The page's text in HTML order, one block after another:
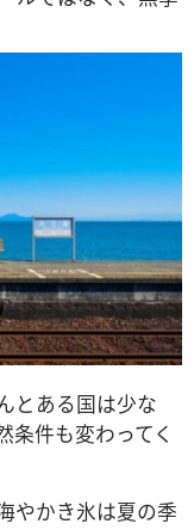
とある国は少な
条件も変わってく
やかき氷は夏の季